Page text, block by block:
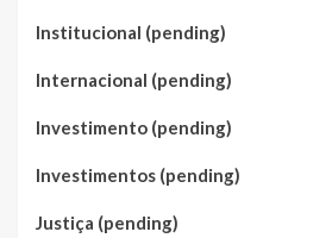
Institucional (pending)
Internacional (pending)
Investimento (pending)
Investimentos (pending)
Justiça (pending)